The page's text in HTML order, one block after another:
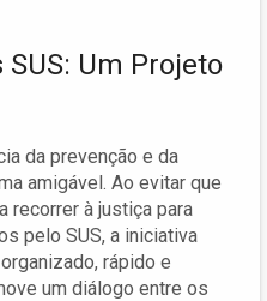
Um Projeto
da prevenção e da
amigável. Ao evitar que
recorrer à justiça para
pelo SUS, a iniciativa
rápido e
um diálogo entre os